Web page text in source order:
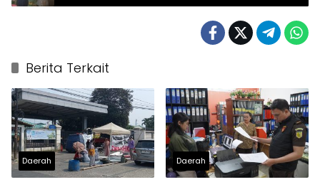
Berita Terkait
Daerah Daerah